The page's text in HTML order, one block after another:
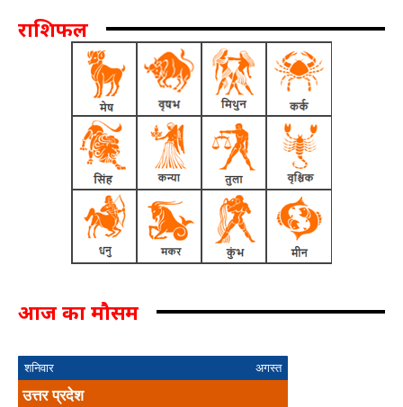
राशिफल
आज का मौसम
शनिवार अगस्त
उत्तर प्रदेश